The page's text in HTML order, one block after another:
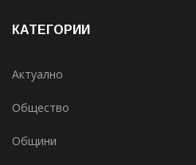
КАТЕГОРИИ
Актуално
Общество
Общини